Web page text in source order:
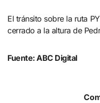
El tránsito sobre la ruta
cerrado a la altura de
Fuente: ABC Digital